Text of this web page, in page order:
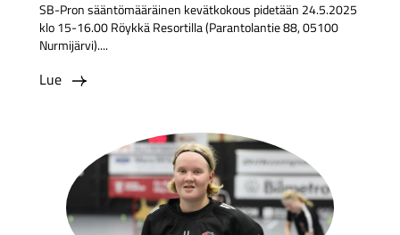
SB-Pron sääntömääräinen kevätkokous pidetään 24.5.2025
klo 15-16.00 Röykkä Resortilla (Parantolantie 88, 05100
Nurmijärvi)....
Lue